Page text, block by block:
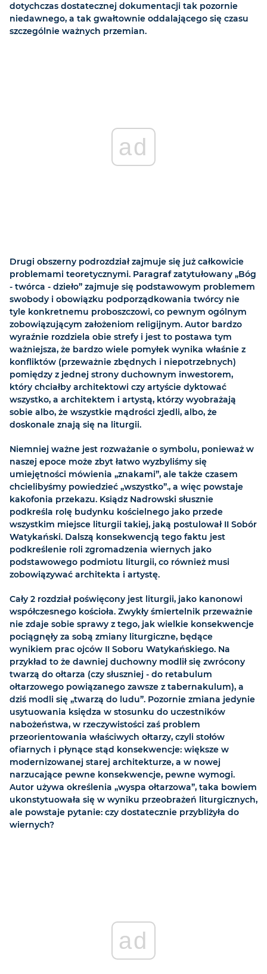
dotychczas dostatecznej dokumentacji tak pozornie
niedawnego, a tak gwałtownie oddalającego się czasu
szczególnie ważnych przemian.
ad
Drugi obszerny podrozdział zajmuje się już całkowicie
problemami teoretycznymi. Paragraf zatytułowany „Bóg
- twórca - dzieło” zajmuje się podstawowym problemem
swobody i obowiązku podporządkowania twórcy nie
tyle konkretnemu proboszczowi, co pewnym ogólnym
zobowiązującym założeniom religijnym. Autor bardzo
wyraźnie rozdziela obie strefy i jest to postawa tym
ważniejsza, że bardzo wiele pomyłek wynika właśnie z
konfliktów (przeważnie zbędnych i niepotrzebnych)
pomiędzy z jednej strony duchownym inwestorem,
który chciałby architektowi czy artyście dyktować
wszystko, a architektem i artystą, którzy wyobrażają
sobie albo, że wszystkie mądrości zjedli, albo, że
doskonale znają się na liturgii.
Niemniej ważne jest rozważanie o symbolu, ponieważ w
naszej epoce może zbyt łatwo wyzbyliśmy się
umiejętności mówienia „znakami”, ale także czasem
chcielibyśmy powiedzieć „wszystko”., a więc powstaje
kakofonia przekazu. Ksiądz Nadrowski słusznie
podkreśla rolę budynku kościelnego jako przede
wszystkim miejsce liturgii takiej, jaką postulował II Sobór
Watykański. Dalszą konsekwencją tego faktu jest
podkreślenie roli zgromadzenia wiernych jako
podstawowego podmiotu liturgii, co również musi
zobowiązywać architekta i artystę.
Cały 2 rozdział poświęcony jest liturgii, jako kanonowi
współczesnego kościoła. Zwykły śmiertelnik przeważnie
nie zdaje sobie sprawy z tego, jak wielkie konsekwencje
pociągnęły za sobą zmiany liturgiczne, będące
wynikiem prac ojców II Soboru Watykańskiego. Na
przykład to że dawniej duchowny modlił się zwrócony
twarzą do ołtarza (czy słuszniej - do retabulum
ołtarzowego powiązanego zawsze z tabernakulum), a
dziś modli się „twarzą do ludu”. Pozornie zmiana jedynie
usytuowania księdza w stosunku do uczestników
nabożeństwa, w rzeczywistości zaś problem
przeorientowania właściwych ołtarzy, czyli stołów
ofiarnych i płynące stąd konsekwencje: większe w
modernizowanej starej architekturze, a w nowej
narzucające pewne konsekwencje, pewne wymogi.
Autor używa określenia „wyspa ołtarzowa”, taka bowiem
ukonstytuowała się w wyniku przeobrażeń liturgicznych,
ale powstaje pytanie: czy dostatecznie przybliżyła do
wiernych?
ad